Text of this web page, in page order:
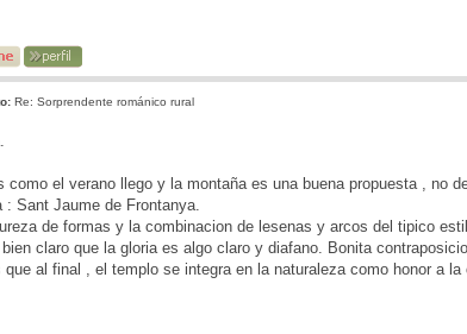
Re: Sorprendente románico rural
como el verano llego y la montaña es una buena propuesta , no
: Sant Jaume de Frontanya.
de formas y la combinacion de lesenas y arcos del tipico
claro que la gloria es algo claro y diafano. Bonita
que al final , el templo se integra en la naturaleza como honor a